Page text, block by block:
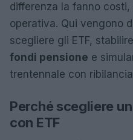
differenza la fanno costi,
operativa. Qui vengono
scegliere gli ETF,
fondi pensione e
trentennale con
Perché scegliere
con ETF